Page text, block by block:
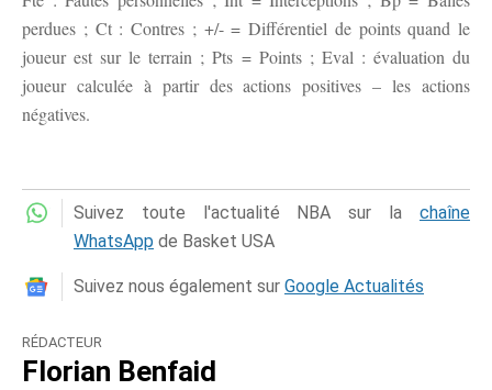
perdues ; Ct : Contres ; +/- = Différentiel de points quand le
joueur est sur le terrain ; Pts = Points ; Eval : évaluation du
joueur calculée à partir des actions positives – les actions
négatives.
Suivez toute l'actualité NBA sur la chaîne
WhatsApp de Basket USA
Suivez nous également sur Google Actualités
RÉDACTEUR
Florian Benfaid